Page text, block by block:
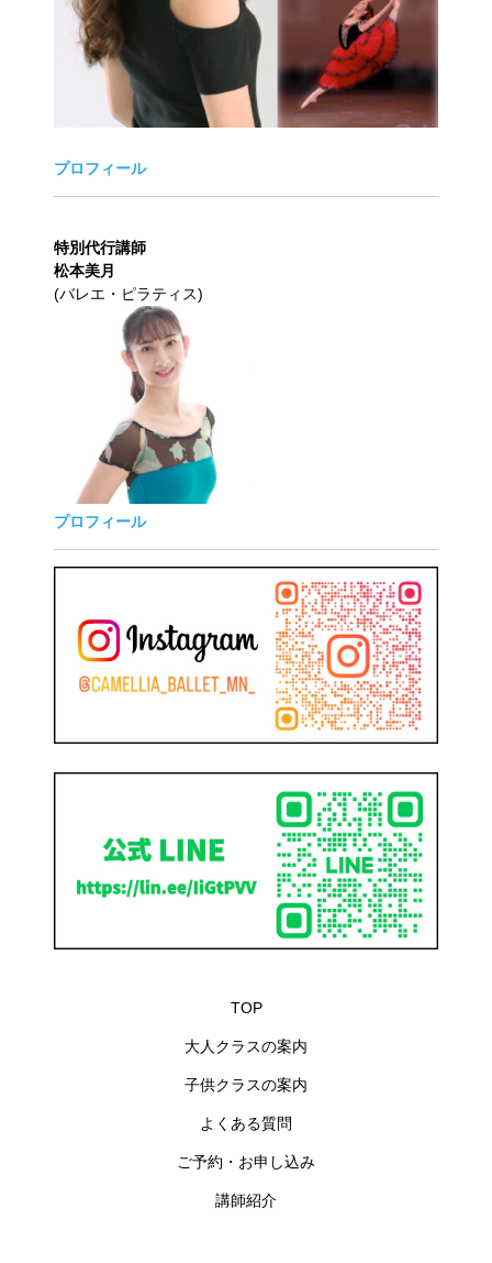
プロフィール
特別代行講師
松本美月
(バレエ・ピラティス)
プロフィール
TOP
大人クラスの案内
子供クラスの案内
よくある質問
ご予約・お申し込み
講師紹介